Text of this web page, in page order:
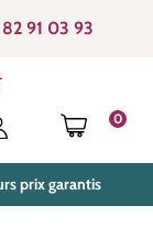
91 03 93
0
LE
prix garantis